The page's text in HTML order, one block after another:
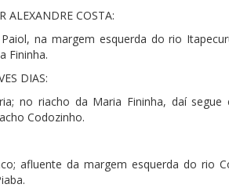
COSTA:
na margem esquerda do rio
Fininha.
DIAS:
no riacho da Maria Fininha, daí
Codozinho.
afluente da margem esquerda do rio